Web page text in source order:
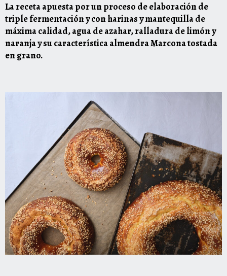
La receta apuesta por un proceso de elaboración de
triple fermentación y con harinas y mantequilla de
máxima calidad, agua de azahar, ralladura de limón y
naranja y su característica almendra Marcona tostada
en grano.